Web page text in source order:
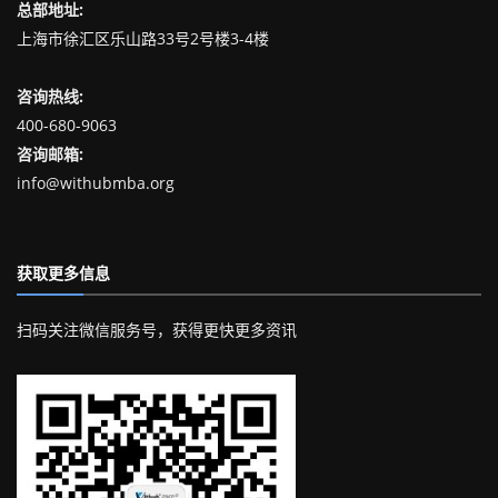
总部地址:
上海市徐汇区乐山路33号2号楼3-4楼
咨询热线:
400-680-9063
咨询邮箱:
info@withubmba.org
获取更多信息
扫码关注微信服务号，获得更快更多资讯